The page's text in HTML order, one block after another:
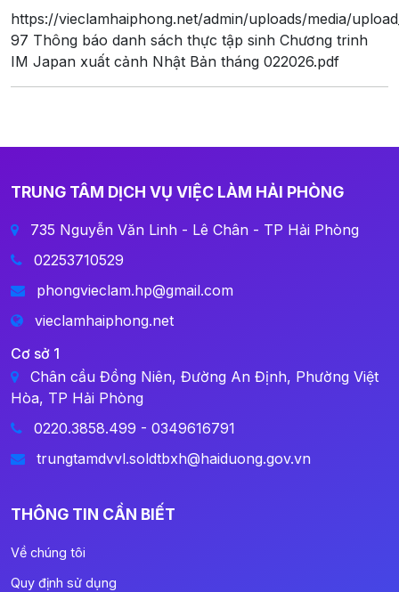
https://vieclamhaiphong.net/admin/uploads/media/
97 Thông báo danh sách thực tập sinh Chương trinh
IM Japan xuất cảnh Nhật Bản tháng 022026.pdf
TRUNG TÂM DỊCH VỤ VIỆC LÀM HẢI PHÒNG
735 Nguyễn Văn Linh - Lê Chân - TP Hải Phòng
02253710529
phongvieclam.hp@gmail.com
vieclamhaiphong.net
Cơ sở 1
Chân cầu Đồng Niên, Đường An Định, Phường Việt
Hòa, TP Hải Phòng
0220.3858.499 - 0349616791
trungtamdvvl.soldtbxh@haiduong.gov.vn
THÔNG TIN CẦN BIẾT
Về chúng tôi
Quy định sử dụng